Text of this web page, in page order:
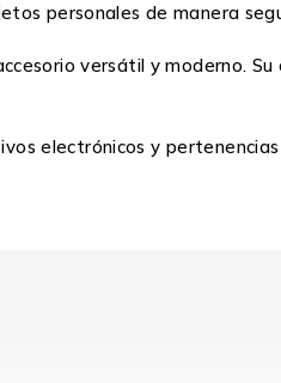
personales de manera
versátil y moderno. Su
electrónicos y